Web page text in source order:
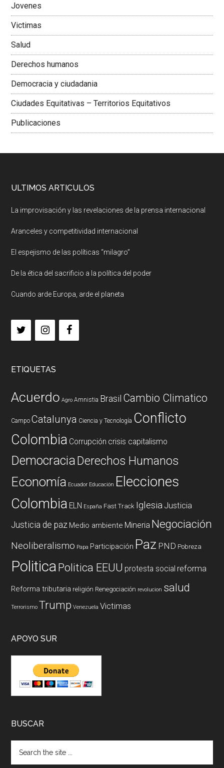
Jovenes
Victimas
Salud
Derechos humanos
Democracia y ciudadania
Ciudades Equitativas – Territorios Equitativos
Publicaciones
ULTIMOS ARTICULOS
La improvisación y las revelaciones de la prensa internacional
Aranceles y competitividad internacional
El espejismo de las políticas “milagro”
De la ética del sacrificio a la política del poder
Cuando arde Europa, arde el planeta
ETIQUETAS
Acuerdo Agro Amnistia Brasil Cambio Climatico
Campo Catalunya Ciencia y Tecnología Conflicto
Colombia Corrupción crisis capitalismo
DemocraciaDerechos Humanos
Economía Ecuador Educación Elecciones
Colombia ELN España Fast Track Iglesia Justicia
Justicia de paz Medio ambiente Mineria Negociación
Neoliberalismo Papa Participación Paz PND Pobreza
PoliticaPolitica EEUU protesta social reforma
Reforma tributaria religión Renegociación revolucion salud
Terrorismo Trump Venezuela Victimas
APOYO SUR
BUSCAR